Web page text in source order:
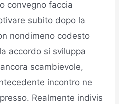
convegno faccia
subito dopo la
nondimeno codesto
accordo si sviluppa
scambievole,
incontro ne
Realmente indivis